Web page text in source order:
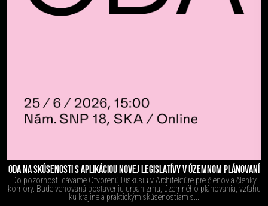
ODA NA SKÚSENOSTI S APLIKÁCIOU NOVEJ LEGISLATÍVY V ÚZEMNOM PLÁNOVANÍ
Do pozornosti dávame Otvorenú Diskusiu v Architektúre pre členov a členky
komory. Bude venovaná postaveniu urbanizmu, územného plánovania, vzťahu
ku krajine a praktickým skúsenostiam s...